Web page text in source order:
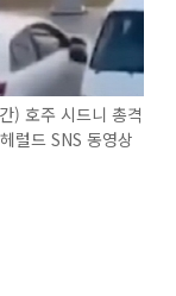
) 호주 시드니 총격
럴드 SNS 동영상